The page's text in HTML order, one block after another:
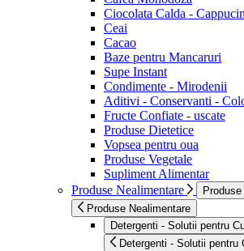
Ciocolata Calda -
Ceai
Cacao
Baze pentru Mancaruri
Supe Instant
Condimente - Mirodenii
Aditivi - Conservanti -
Fructe Confiate - uscate
Produse Dietetice
Vopsea pentru oua
Produse Vegetale
Supliment Alimentar
Produse Nealimentare
Produse Nealimentare
Detergenti - Solutii pentru
Detergenti - Solutii pentru